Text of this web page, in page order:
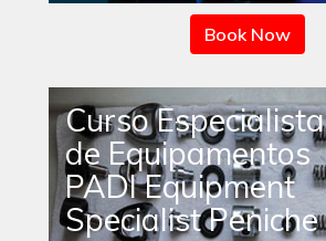
Book Now
Curso Especialista
de Equipamentos
PADI Equipment
Specialist Peniche